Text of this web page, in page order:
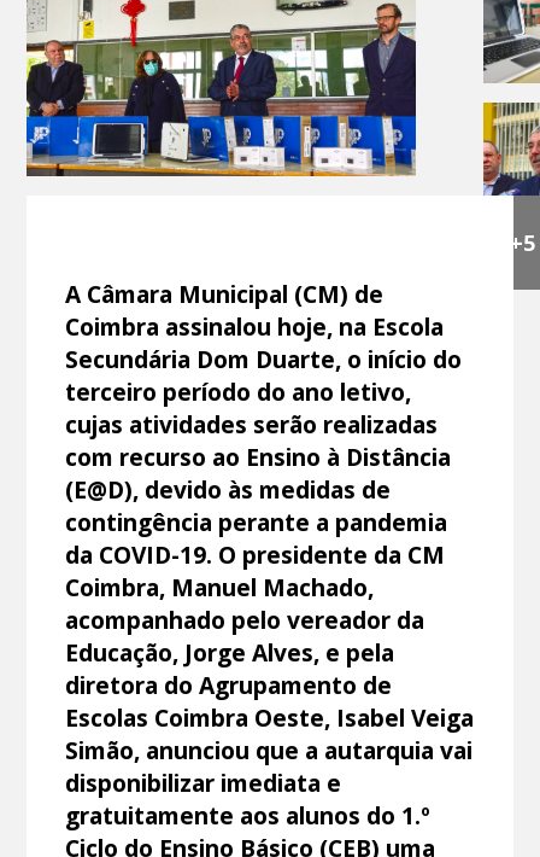
+5
A Câmara Municipal (CM) de
Coimbra assinalou hoje, na Escola
Secundária Dom Duarte, o início do
terceiro período do ano letivo,
cujas atividades serão realizadas
com recurso ao Ensino à Distância
(E@D), devido às medidas de
contingência perante a pandemia
da COVID-19. O presidente da CM
Coimbra, Manuel Machado,
acompanhado pelo vereador da
Educação, Jorge Alves, e pela
diretora do Agrupamento de
Escolas Coimbra Oeste, Isabel Veiga
Simão, anunciou que a autarquia vai
disponibilizar imediata e
gratuitamente aos alunos do 1.º
Ciclo do Ensino Básico (CEB) uma